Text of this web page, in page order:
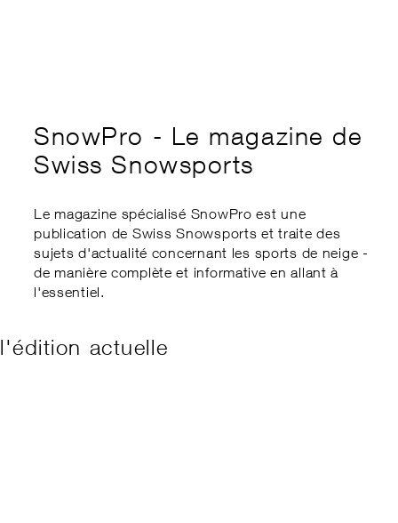
Equivalence internationale
Compensation des inégalités
Loi sur les activités à risque
SnowPro - Le magazine de
Swiss Snowsports
Le magazine spécialisé SnowPro est une
publication de Swiss Snowsports et traite des
sujets d'actualité concernant les sports de neige -
de manière complète et informative en allant à
l'essentiel.
l'édition actuelle